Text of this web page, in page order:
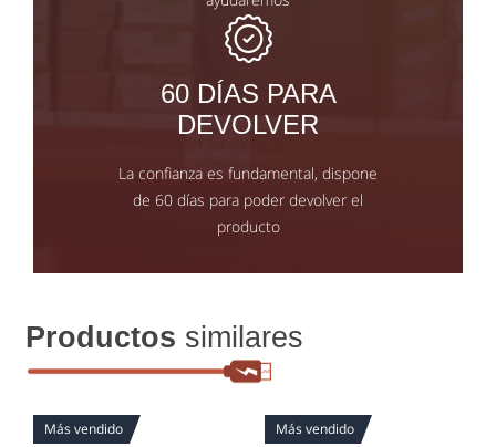
60 DÍAS PARA
DEVOLVER
La confianza es fundamental, dispone
de 60 días para poder devolver el
producto
Productos similares
Más vendido Más vendido